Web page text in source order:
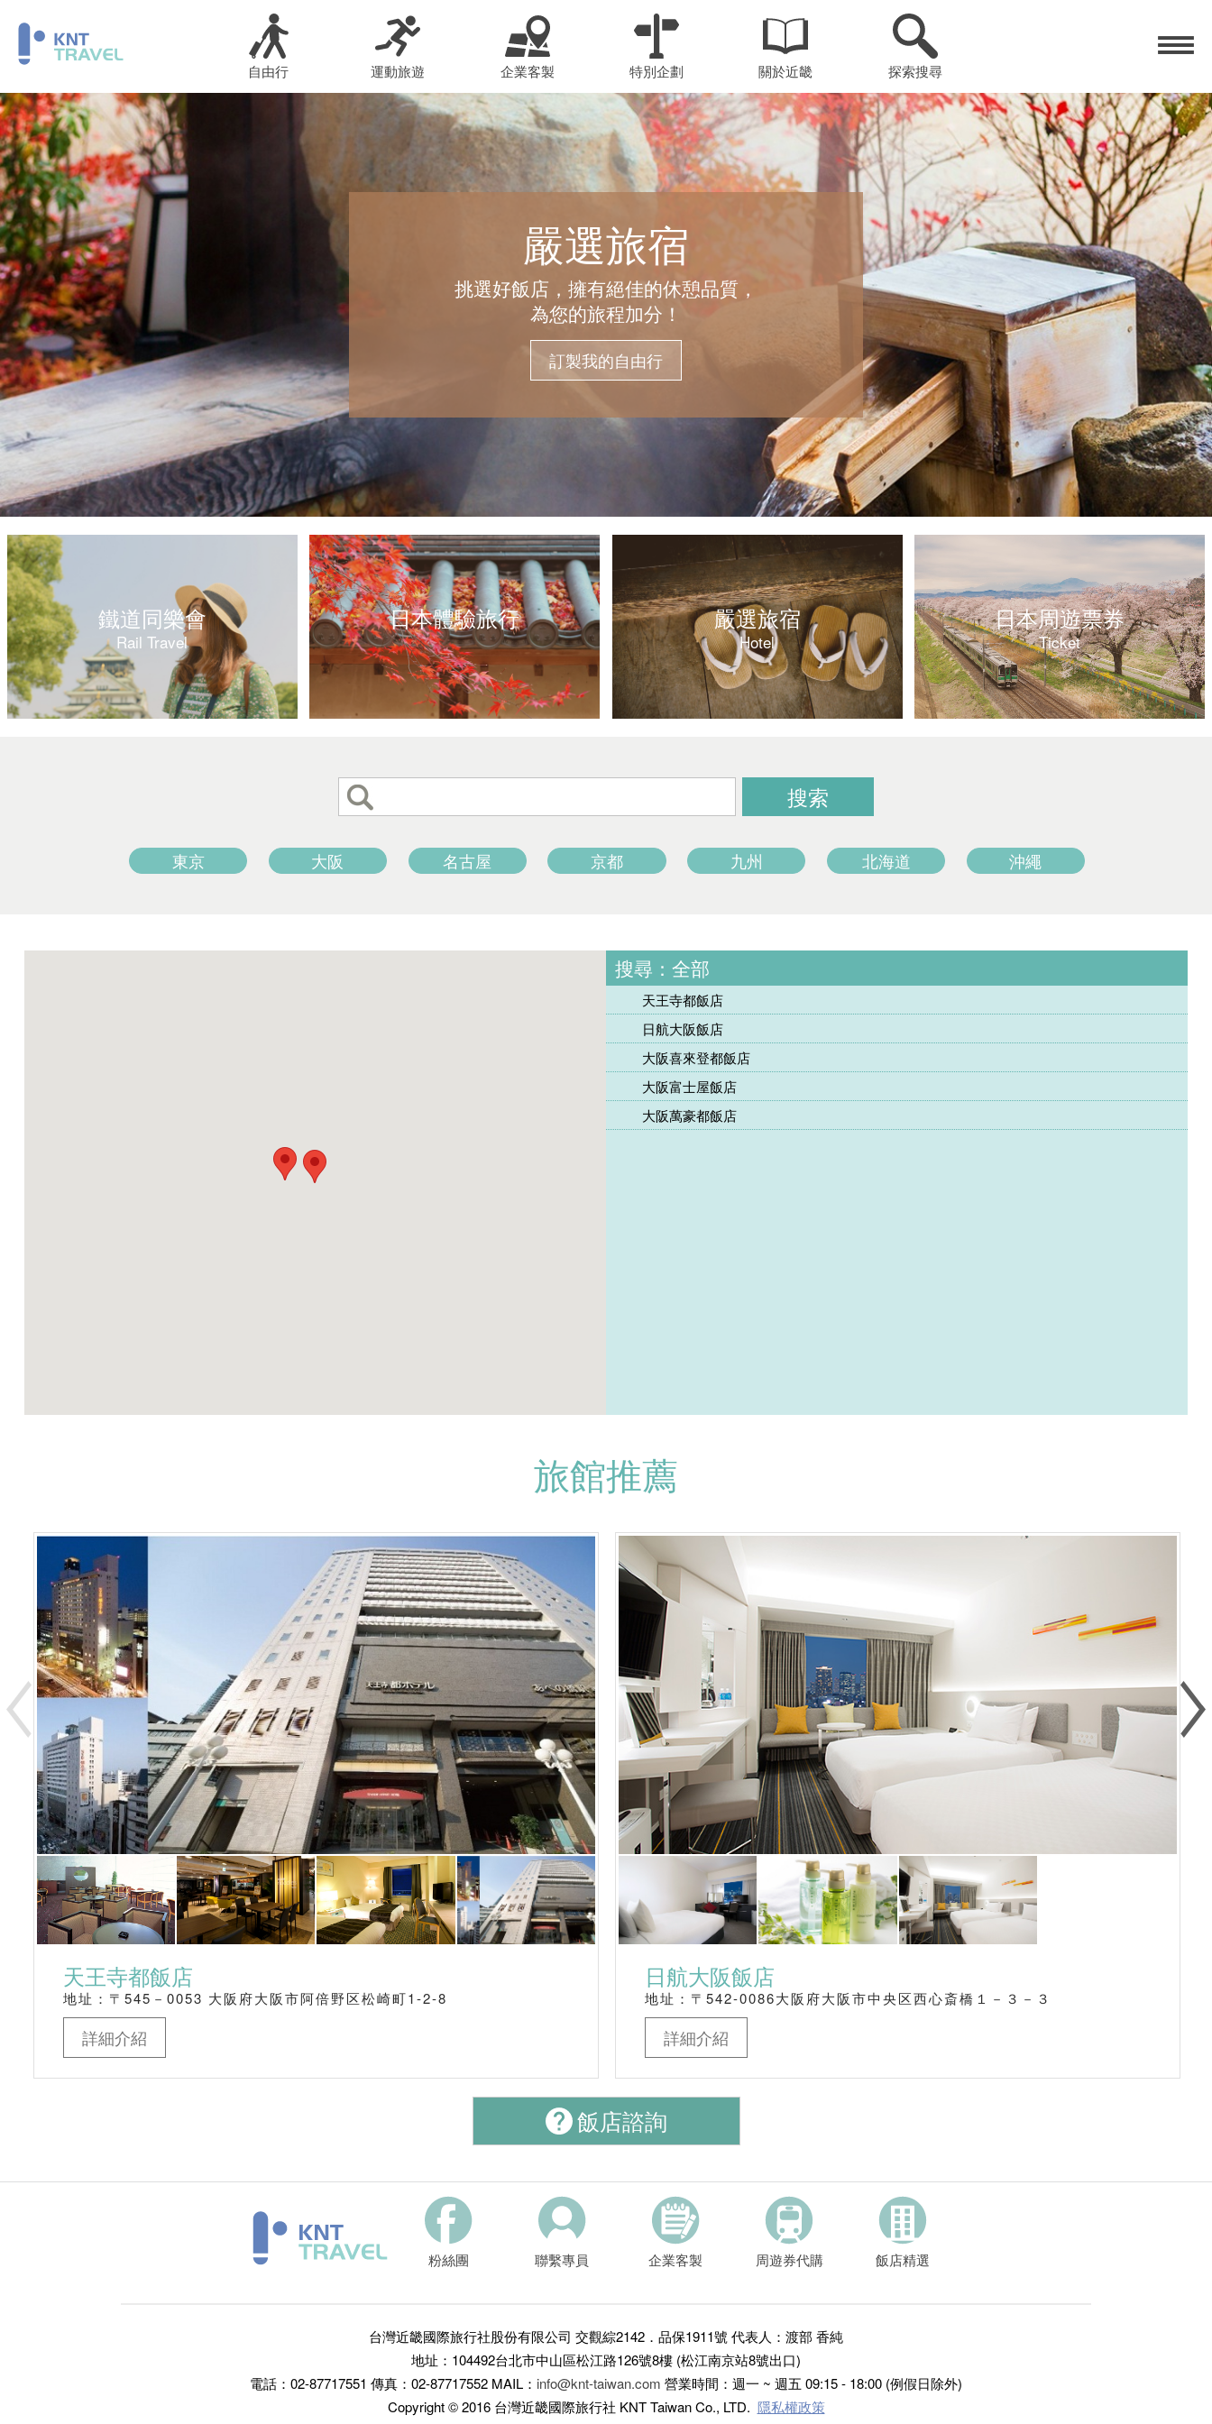
自由行 運動旅遊 企業客製 特別企劃 關於近畿 探索搜尋
嚴選旅宿
挑選好飯店，擁有絕佳的休憩品質，
為您的旅程加分！
訂製我的自由行
鐵道同樂會
Rail Travel
日本體驗旅行 嚴選旅宿
Hotel
日本周遊票券
Ticket
東京 大阪 名古屋 京都 九州 北海道 沖繩
搜尋： 全部
天王寺都飯店
日航大阪飯店
大阪喜來登都飯店
大阪富士屋飯店
大阪萬豪都飯店
旅館推薦
加入收藏
天王寺都飯店
地址：〒545－0053 大阪府大阪市阿倍野区松崎町1-2-8
詳細介紹
日航大阪飯店
地址：〒542-0086大阪府大阪市中央区西心斎橋１－３－３
詳細介紹
飯店諮詢
粉絲團 聯繫專員 企業客製 周遊券代購 飯店精選
台灣近畿國際旅行社股份有限公司 交觀綜2142．品保1911號 代表人：渡部 香純
地址：104492台北市中山區松江路126號8樓 (松江南京站8號出口)
電話：02-87717551 傳真：02-87717552 MAIL： info@knt-taiwan.com 營業時間：週一 ~ 週五 09:15 - 18:00 (例假日除外)
Copyright © 2016 台灣近畿國際旅行社 KNT Taiwan Co., LTD. 隱私權政策